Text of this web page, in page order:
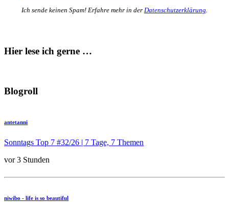
Ich sende keinen Spam! Erfahre mehr in der Datenschutzerklärung.
Hier lese ich gerne …
Blogroll
antetanni
Sonntags Top 7 #32/26 | 7 Tage, 7 Themen
vor 3 Stunden
niwibo - life is so beautiful